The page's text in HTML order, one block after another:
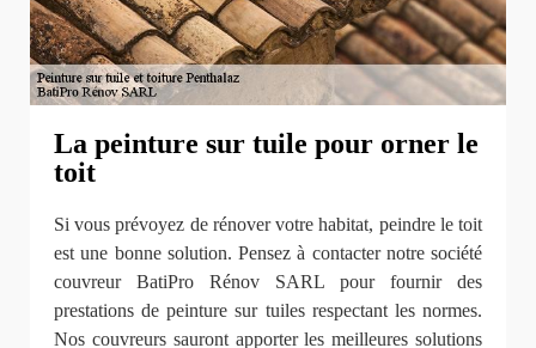
La peinture sur tuile pour orner le
toit
Si vous prévoyez de rénover votre habitat, peindre le toit
est une bonne solution. Pensez à contacter notre société
couvreur BatiPro Rénov SARL pour fournir des
prestations de peinture sur tuiles respectant les normes.
Nos couvreurs sauront apporter les meilleures solutions